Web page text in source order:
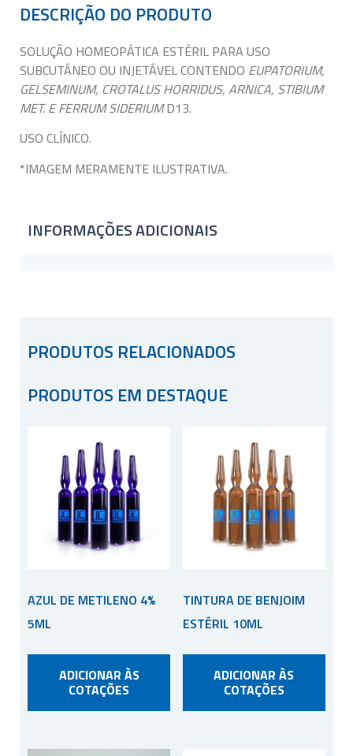
DESCRIÇÃO DO PRODUTO
SOLUÇÃO HOMEOPÁTICA ESTÉRIL PARA USO
SUBCUTÂNEO OU INJETÁVEL CONTENDO EUPATORIUM,
GELSEMINUM, CROTALUS HORRIDUS, ARNICA, STIBIUM
MET. E FERRUM SIDERIUMD13.
USO CLÍNICO.
*IMAGEM MERAMENTE ILUSTRATIVA.
INFORMAÇÕES ADICIONAIS
PRODUTOS RELACIONADOS
PRODUTOS EM DESTAQUE
AZUL DE METILENO 4%
5ML
ADICIONAR ÀS
COTAÇÕES
TINTURA DE BENJOIM
ESTÉRIL 10ML
ADICIONAR ÀS
COTAÇÕES